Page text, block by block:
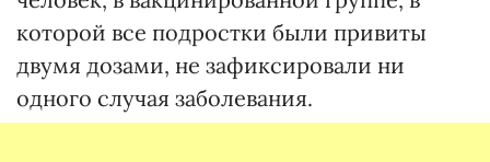
которой все подростки были привиты
двумя дозами, не зафиксировали ни
одного случая заболевания.